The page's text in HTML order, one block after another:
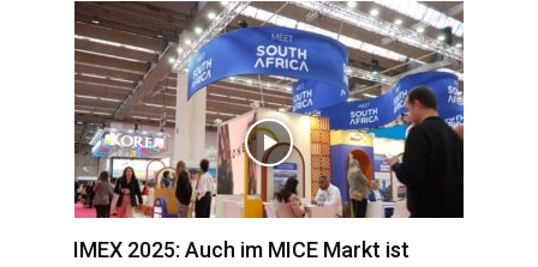
IMEX 2025: Auch im MICE Markt ist